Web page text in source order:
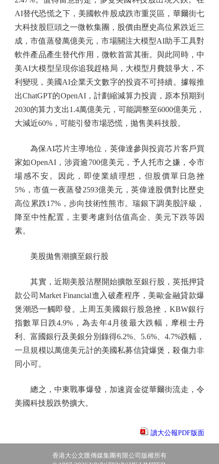
AI替代恐慌之下，美國軟件股成跌市重災區，華爾街七
大科技股巨頭之一微軟集團，股價由歷史高位累跌近三
成，市值蒸發萬億美元，市場關注大模型AI助手工具對
軟件產品產生替代作用，微軟首當其衝。與此同時，中
美AI大模型呈現你追我趕格局，大模型月費競爭大，不
利變現，美國AI企業天文數字的投資不可持續。據報推
出ChatGPT的OpenAI，計劃縮減算力投資，原本預期到
2030的算力支出1.4萬億美元，可能調整至6000億美元，
大減近60%，可能引發市場恐慌，拋售美科技股。
為保AI芯片主導地位，英偉達參與投資芯片客戶買
家如OpenAI，涉資逾700億美元，予人托市之嫌，令市
場感不安。因此，即使業績理想，但股價單日急挫
5%，市值一夜蒸發2593億美元，英偉達股價對比歷史
高位累跌17%，步向技術性熊市。瑞銀下調美股評級，
降至中性配置，主要考慮到估值高企、美元下跌等因
素。
美股拋售潮擴至銀行股
其實，近期美股沽壓開始擴散至銀行股，英抵押貸
款公司Market Financial進入破產程序，美歐金融貸款爆
煲潮恐一觸即發。上周五美國銀行股急挫，KBW銀行
指數單日跌4.9%，為去年4月後最大跌幅，摩根士丹
利、富國銀行及美銀分別錄得6.2%、5.6%、4.7%跌幅，
一旦規模以萬億美元計的美國私募信貸爆煲，殺傷力非
同小可。
總之，中東戰事爆發，加速資金從華爾街流走，令
美國科技股跌勢擴大。
讀大公報PDF版面
香港大公文匯傳媒集團有限公司版權所有